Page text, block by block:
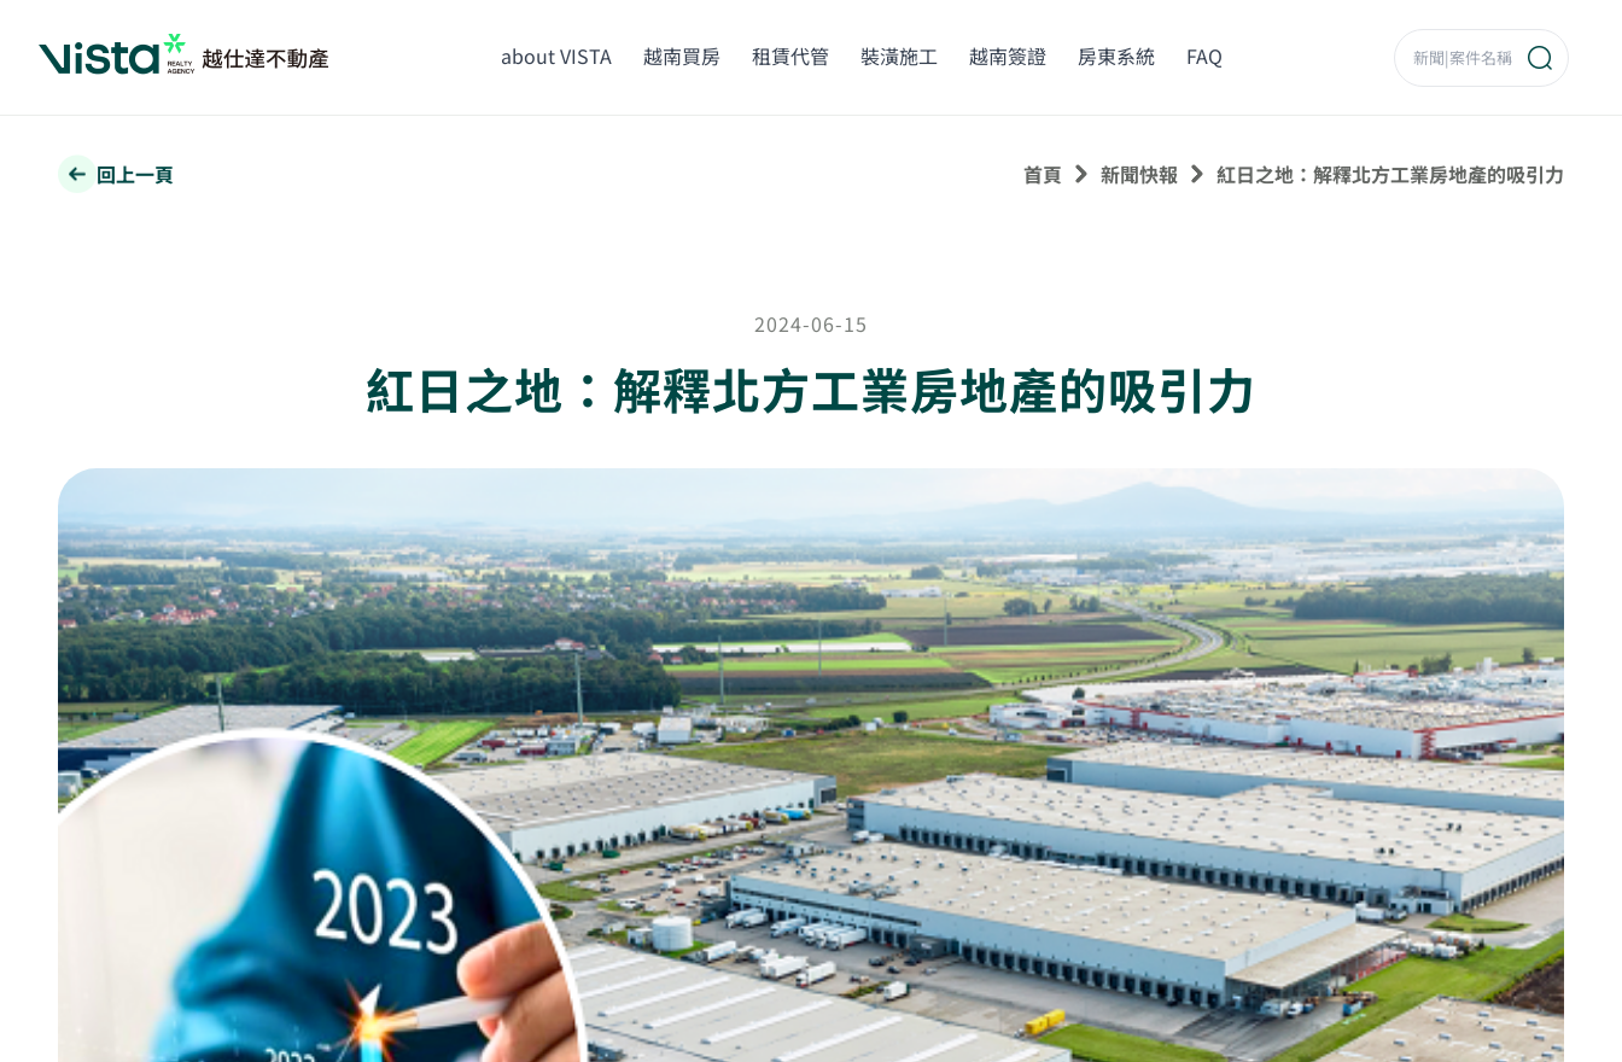
about VISTA 越南買房 租賃代管 裝潢施工 越南簽證 房東系統 FAQ
回上一頁 首頁 新聞快報 紅日之地：解釋北方工業房地產的吸引力
2024-06-15
紅日之地：解釋北方工業房地產的吸引力